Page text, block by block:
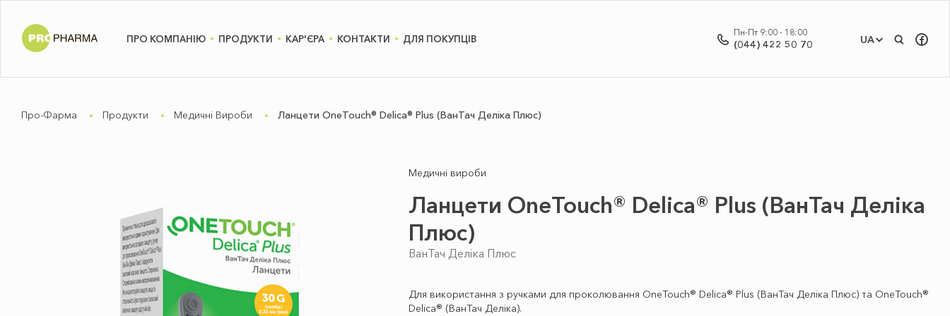
ПРО КОМПАНІЮ ПРОДУКТИ КАР'ЄРА КОНТАКТИ ДЛЯ ПОКУПЦІВ
Пн-Пт 9:00 - 18:00
(044) 422 50 70 UA
Про-Фарма Продукти Медичні Вироби Ланцети OneTouch® Delica® Plus (ВанТач Деліка Плюс)
Медичні вироби
Ланцети OneTouch® Delica® Plus (ВанТач Деліка
Плюс)
ВанТач Деліка Плюс
Для використання з ручками для проколювання OneTouch® Delica® Plus (ВанТач Деліка Плюс) та OneTouch®
Delica® (ВанТач Деліка).